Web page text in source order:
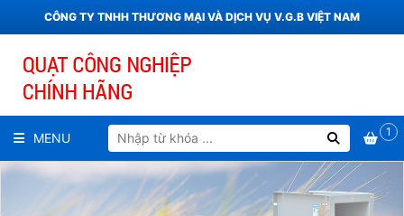
CÔNG TY TNHH THƯƠNG MẠI VÀ DỊCH VỤ V.G.B VIỆT NAM
MENU 1